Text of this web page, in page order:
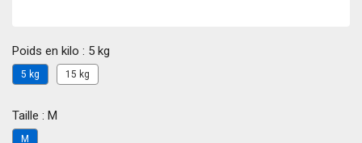
Poids en kilo : 5 kg
5 kg 15 kg
Taille : M
M